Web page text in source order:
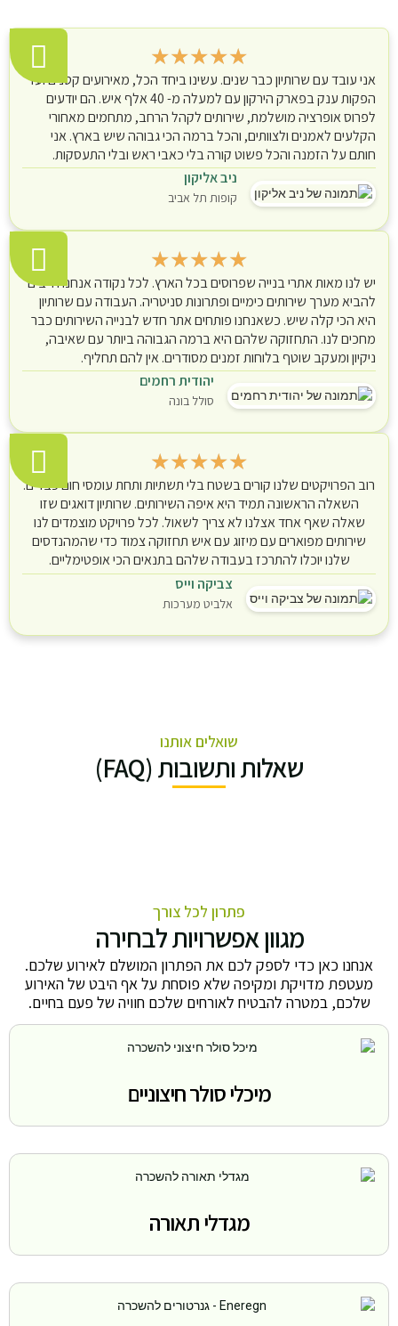
★
★
★
★
★
אני עובד עם שרותיון כבר שנים. עשינו ביחד הכל, מאירועים קטנים ועד
הפקות ענק בפארק הירקון עם למעלה מ- 40 אלף איש. הם יודעים
לפרוס אופרציה מושלמת, שירותים לקהל הרחב, מתחמים מאחורי
הקלעים לאמנים ולצוותים, והכל ברמה הכי גבוהה שיש בארץ. אני
חותם על הזמנה והכל פשוט קורה בלי כאבי ראש ובלי התעסקות.
ניב אליקון
קופות תל אביב
★
★
★
★
★
יש לנו מאות אתרי בנייה שפרוסים בכל הארץ. לכל נקודה אנחנו חייבים
להביא מערך שירותים כימיים ופתרונות סניטריה. העבודה עם שרותיון
היא הכי קלה שיש. כשאנחנו פותחים אתר חדש לבנייה השירותים כבר
מחכים לנו. התחזוקה שלהם היא ברמה הגבוהה ביותר עם שאיבה,
ניקיון ומעקב שוטף בלוחות זמנים מסודרים. אין להם תחליף.
יהודית רחמים
סולל בונה
★
★
★
★
★
רוב הפרויקטים שלנו קורים בשטח בלי תשתיות ותחת עומסי חום כבדים.
השאלה הראשונה תמיד היא איפה השירותים. שרותיון דואגים שזו
שאלה שאף אחד אצלנו לא צריך לשאול. לכל פרויקט מוצמדים לנו
שירותים מפוארים עם מיזוג עם איש תחזוקה צמוד כדי שהמהנדסים
שלנו יוכלו להתרכז בעבודה שלהם בתנאים הכי אופטימליים.
צביקה וייס
אלביט מערכות
שואלים אותנו
שאלות ותשובות (FAQ)
פתרון לכל צורך
מגוון אפשרויות לבחירה
אנחנו כאן כדי לספק לכם את הפתרון המושלם לאירוע שלכם.
מעטפת מדויקת ומקיפה שלא פוסחת על אף היבט של האירוע
שלכם, במטרה להבטיח לאורחים שלכם חוויה של פעם בחיים.
מיכלי סולר חיצוניים
מגדלי תאורה